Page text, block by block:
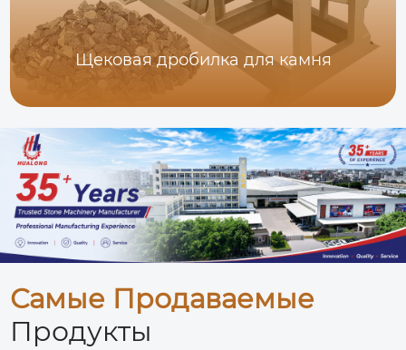
Щековая дробилка для камня
Самые Продаваемые
Продукты